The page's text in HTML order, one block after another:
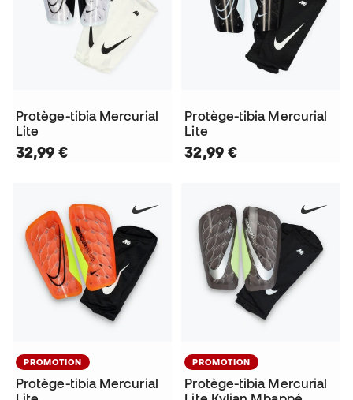
Protège-tibia Mercurial
Lite
32,99 €
Protège-tibia Mercurial
Lite
32,99 €
PROMOTION
Protège-tibia Mercurial
PROMOTION
Protège-tibia Mercurial